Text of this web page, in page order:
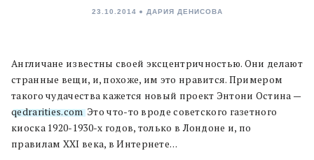
23.10.2014 ДАРИЯ ДЕНИСОВА
Англичане известны своей эксцентричностью. Они делают
странные вещи, и, похоже, им это нравится. Примером
такого чудачества кажется новый проект Энтони Остина —
qedrarities.com. Это что-то вроде советского газетного
киоска 1920-1930-х годов, только в Лондоне и, по
правилам XXI века, в Интернете…